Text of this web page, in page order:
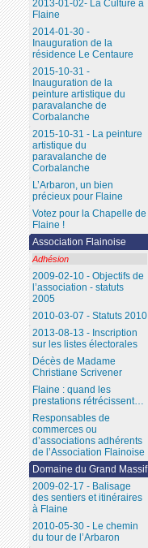
2013-01-02- La Culture à
Flaine
2014-01-30 -
Inauguration de la
résidence Le Centaure
2015-10-31 -
Inauguration de la
peinture artistique du
paravalanche de
Corbalanche
2015-10-31 - La peinture
artistique du
paravalanche de
Corbalanche
L’Arbaron, un bien
précieux pour Flaine
Votez pour la Chapelle de
Flaine !
Association Flainoise
Adhésion
2009-02-10 - Objectifs de
l’association - statuts
2005
2010-03-07 - Statuts 2010
2013-08-13 - Inscription
sur les listes électorales
Décès de Madame
Christiane Scrivener
Flaine : quand les
prestations rétrécissent…
Responsables de
commerces ou
d’associations adhérents
de l’Association Flainoise
Domaine du Grand Massif
2009-02-17 - Balisage
des sentiers et itinéraires
à Flaine
2010-05-30 - Le chemin
du tour de l’Arbaron